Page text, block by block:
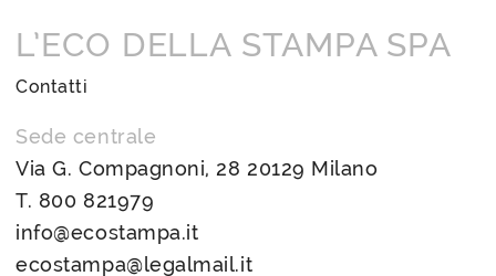
L’ECO DELLA STAMPA SPA
Contatti
Sede centrale
Via G. Compagnoni, 28 20129 Milano
T. 800 821979
info@ecostampa.it
ecostampa@legalmail.it